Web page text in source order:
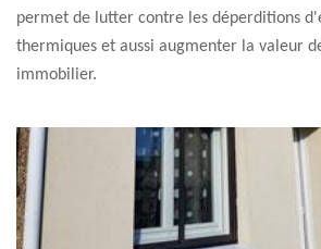
permet de lutter contre les déperditions
thermiques et aussi augmenter la valeur
immobilier.